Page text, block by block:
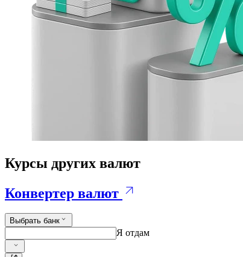
Курсы других валют
Конвертер валют
Выбрать банк
Я отдам